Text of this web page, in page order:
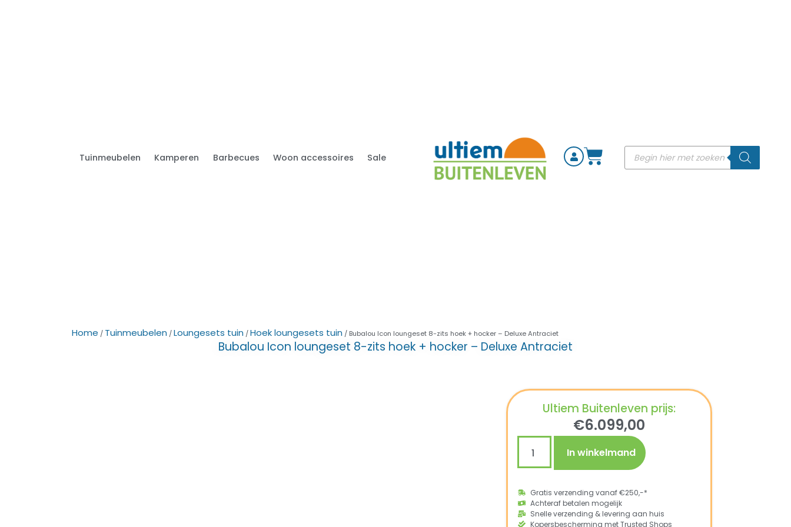
Tuinmeubelen Kamperen Barbecues Woon accessoires Sale
Home / Tuinmeubelen /Loungesets tuin /Hoek loungesets tuin / Bubalou Icon loungeset 8-zits hoek + hocker – Deluxe Antraciet
Bubalou Icon loungeset 8-zits hoek + hocker – Deluxe Antraciet
Ultiem Buitenleven prijs:
€6.099,00
In winkelmand
Gratis verzending vanaf €250,-*
Achteraf betalen mogelijk
Snelle verzending & levering aan huis
Kopersbescherming met Trusted Shops